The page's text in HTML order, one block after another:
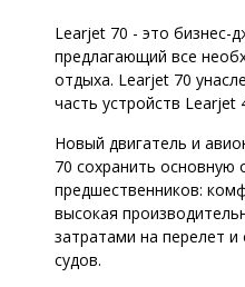
Learjet 70 - это бизнес-
предлагающий все
отдыха. Learjet 70
часть устройств Learjet
Новый двигатель и
70 сохранить основную
предшественников:
высокая
затратами на перелет
судов.